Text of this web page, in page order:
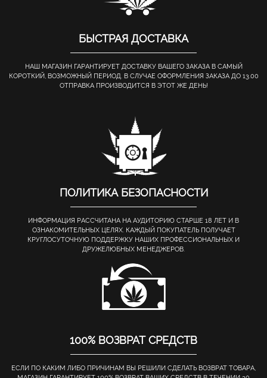
БЫСТРАЯ ДОСТАВКА
НАШ МАГАЗИН ГАРАНТИРУЕТ ДОСТАВКУ ВАШЕГО ЗАКАЗА В САМЫЙ
КОРОТКИЙ, ВОЗМОЖНЫЙ ПЕРИОД. В СЛУЧАЕ ОФОРМЛЕНИЯ ЗАКАЗА ДО 13.00
ОТПРАВКА ПРОИЗВОДИТСЯ В ЭТОТ ЖЕ ДЕНЬ!
ПОЛИТИКА БЕЗОПАСНОСТИ
ИНФОРМАЦИЯ РАССЧИТАНА НА АУДИТОРИЮ СТАРШЕ 18 ЛЕТ И В
ОЗНАКОМИТЕЛЬНЫХ ЦЕЛЯХ. КАЖДЫЙ ПОКУПАТЕЛЬ ПОЛУЧАЕТ
КРУГЛОСУТОЧНУЮ ПОДДЕРЖКУ НАШИХ ПРОФЕССИОНАЛЬНЫХ И
ДРУЖЕЛЮБНЫХ МЕНЕДЖЕРОВ.
100% ВОЗВРАТ СРЕДСТВ
ЕСЛИ ПО КАКИМ ЛИБО ПРИЧИНАМ ВЫ РЕШИЛИ СДЕЛАТЬ ВОЗВРАТ ТОВАРА,